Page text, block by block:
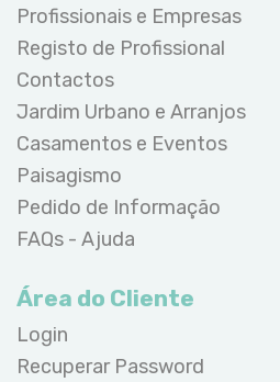
Profissionais e Empresas
Registo de Profissional
Contactos
Jardim Urbano e Arranjos
Casamentos e Eventos
Paisagismo
Pedido de Informação
FAQs - Ajuda
Área do Cliente
Login
Recuperar Password